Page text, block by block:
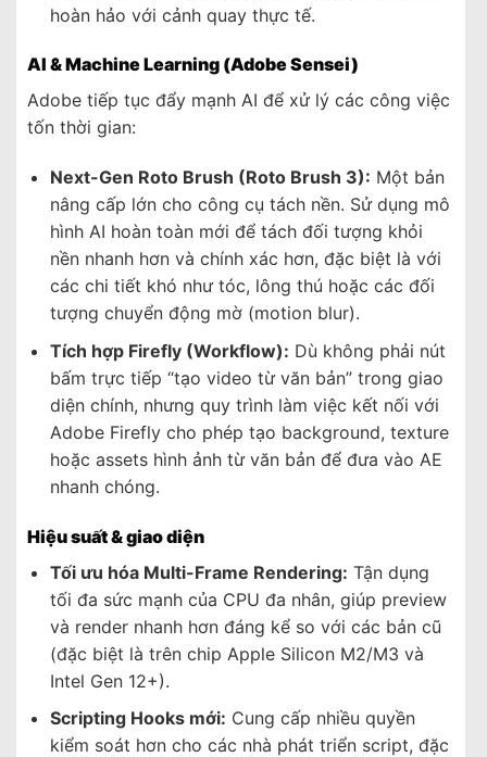
hoàn hảo với cảnh quay thực tế.
AI & Machine Learning (Adobe Sensei)
Adobe tiếp tục đẩy mạnh AI để xử lý các công việc
tốn thời gian:
Next-Gen Roto Brush (Roto Brush 3): Một bản
nâng cấp lớn cho công cụ tách nền. Sử dụng mô
hình AI hoàn toàn mới để tách đối tượng khỏi
nền nhanh hơn và chính xác hơn, đặc biệt là với
các chi tiết khó như tóc, lông thú hoặc các đối
tượng chuyển động mờ (motion blur).
Tích hợp Firefly (Workflow): Dù không phải nút
bấm trực tiếp “tạo video từ văn bản” trong giao
diện chính, nhưng quy trình làm việc kết nối với
Adobe Firefly cho phép tạo background, texture
hoặc assets hình ảnh từ văn bản để đưa vào AE
nhanh chóng.
Hiệu suất & giao diện
Tối ưu hóa Multi-Frame Rendering: Tận dụng
tối đa sức mạnh của CPU đa nhân, giúp preview
và render nhanh hơn đáng kể so với các bản cũ
(đặc biệt là trên chip Apple Silicon M2/M3 và
Intel Gen 12+).
Scripting Hooks mới: Cung cấp nhiều quyền
kiểm soát hơn cho các nhà phát triển script, đặc